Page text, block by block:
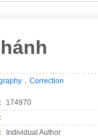
． Correction
174970
Individual Author